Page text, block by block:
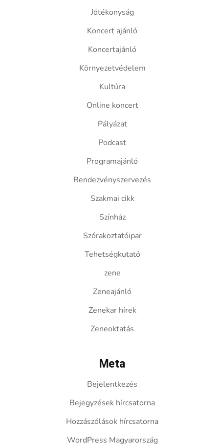
Jótékonyság
Koncert ajánló
Koncertajánló
Környezetvédelem
Kultúra
Online koncert
Pályázat
Podcast
Programajánló
Rendezvényszervezés
Szakmai cikk
Színház
Szórakoztatóipar
Tehetségkutató
zene
Zeneajánló
Zenekar hírek
Zeneoktatás
Meta
Bejelentkezés
Bejegyzések hírcsatorna
Hozzászólások hírcsatorna
WordPress Magyarország